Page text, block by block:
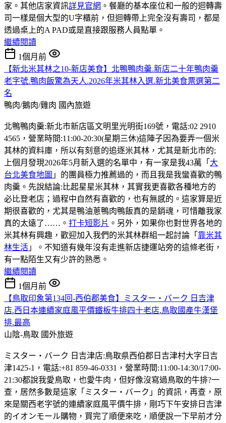
家。其他店家資訊詳見官網 。餐廳的基本座位和一般的迴轉壽
司一樣是個大型的U字櫃前，但迴轉帶上完全沒有壽司，都是
透過桌上的A PAD或是直接跟服務人員點單。
繼續閱讀
1個月前
【新北米其林之10-新店美食】北鴨鴨肉羹.新店二十年鴨肉羹
老字號.鴨肉飯驚為天人.2026年米其林入選.新北美食票選第二
名
鴨肉/鵝肉/雞肉 國內旅遊
北鴨鴨肉羹:新北市新店區文明里光明街169號，電話:02 2910
4565，營業時間:11:00-20:30(星期三休)這陣子因為要弄一個米
其林的資料庫，所以有刻意的追逐米其林，尤其是新北市的;
上個月發現2026年5月新入選的名單中，有一家是我43萬「 大
台北美食地圖 」的團員極力推薦過的，而且我是我蠻喜歡的鴨
肉羹。先說結論:比起星星米其林，其實我更喜歡各種地方的
必比登老店；過程中自然有喜歡的，也有無感的。這家算是近
期很喜歡的，尤其是鴨油蔥鴨肉鴨飯真的是銷魂，可惜離我家
真的太遠了……。 打卡短影片 。另外，如果你也對世界各地的
米其林有興趣，歡迎加入我們的米其林群組一起討論「 靠米其
林生活 」。不知道有幾年沒有走進新店捷運站旁的這條老街，
有一點陌生又有少許的熟悉。
繼續閱讀
1個月前
【鳥取印象第134回-西伯郡美食】ミスター・バーク 日吉津
店.西日本連續家庭風平價鐵板牛排四十老店.鳥取國產牛漢堡
排.最高
山陰-鳥取 國外旅遊
ミスター・バーク 日吉津店:鳥取県西伯郡日吉津村大字日吉
津1425-1，電話:+81 859-46-0331，營業時間:11:00-14:30/17:00-
21:30都說我愛鳥取，也愛牛肉，但好像沒寫過鳥取的牛排?一
查，居然多數是這家「ミスター・バーク」的資訊，再查，原
來是關西老字號的連續家庭風平價牛排，剛巧下午安排日吉津
的イオンモール購物，買完了順便來吃，順便說一下早前才分